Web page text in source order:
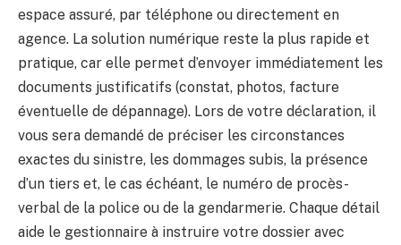
espace assuré, par téléphone ou directement en
agence. La solution numérique reste la plus rapide et
pratique, car elle permet d’envoyer immédiatement les
documents justificatifs (constat, photos, facture
éventuelle de dépannage). Lors de votre déclaration, il
vous sera demandé de préciser les circonstances
exactes du sinistre, les dommages subis, la présence
d’un tiers et, le cas échéant, le numéro de procès-
verbal de la police ou de la gendarmerie. Chaque détail
aide le gestionnaire à instruire votre dossier avec